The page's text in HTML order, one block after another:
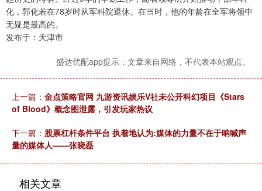
化，郭化若在78岁时从军科院退休。在当时，他的年龄在全军将领中
无疑是最高的。
发布于：天津市
盛达优配app提示：文章来自网络，不代表本站观点。
上一篇： 金点策略官网 九游资讯娱乐V社未公开科幻项目《Stars
of Blood》概念图泄露，引发玩家热议
下一篇： 股票杠杆条件平台 执着地认为:媒体的力量不在于呐喊声
量的媒体人——张晓磊
相关文章